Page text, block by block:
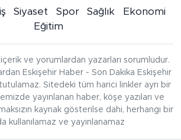
Siyaset Spor Sağlık
Ekonomi
Eğitim
ve yorumlardan yazarları sorumludur.
Eskişehir Haber - Son Dakika Eskişehir
Sitedeki tüm harici linkler ayrı bir
yayınlanan haber, köşe yazıları ve
kaynak gösterilse dahi, herhangi bir
kullanılamaz ve yayınlanamaz